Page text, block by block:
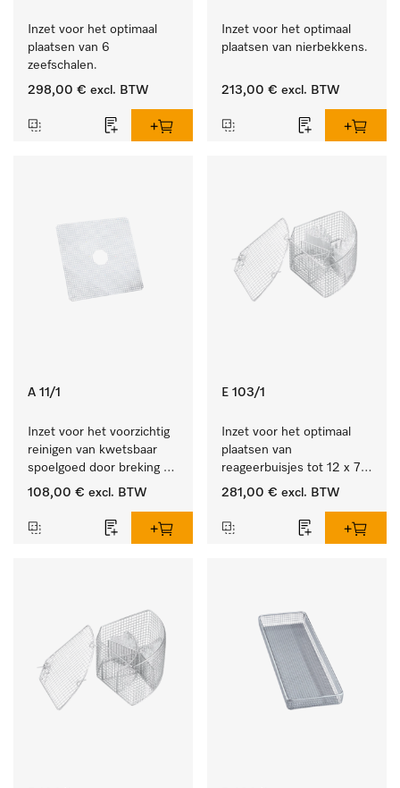
Inzet voor het optimaal
plaatsen van 6
zeefschalen.
298,00 € excl. BTW
Inzet voor het optimaal
plaatsen van nierbekkens.
213,00 € excl. BTW
A 11/1
Inzet voor het voorzichtig
reinigen van kwetsbaar
spoelgoed door breking
sproeistraal.
108,00 € excl. BTW
E 103/1
Inzet voor het optimaal
plaatsen van
reageerbuisjes tot 12 x 75
mm.
281,00 € excl. BTW